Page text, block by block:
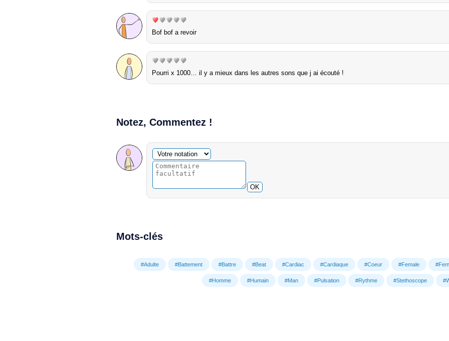
Bof bof a revoir
Pourri x 1000… il y a mieux dans les autres sons que j ai écouté !
Notez, Commentez !
Commentaire facultatif
Votre notation
OK
Mots-clés
#Adulte #Battement #Battre #Beat #Cardiac #Cardiaque #Coeur #Female
#Homme #Humain #Man #Pulsation #Rythme #Stethoscope